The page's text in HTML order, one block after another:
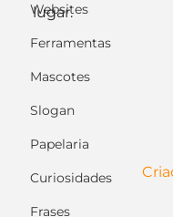
Websites
Ferramentas
Mascotes
Slogan
Papelaria
Curiosidades
Frases
lugar.